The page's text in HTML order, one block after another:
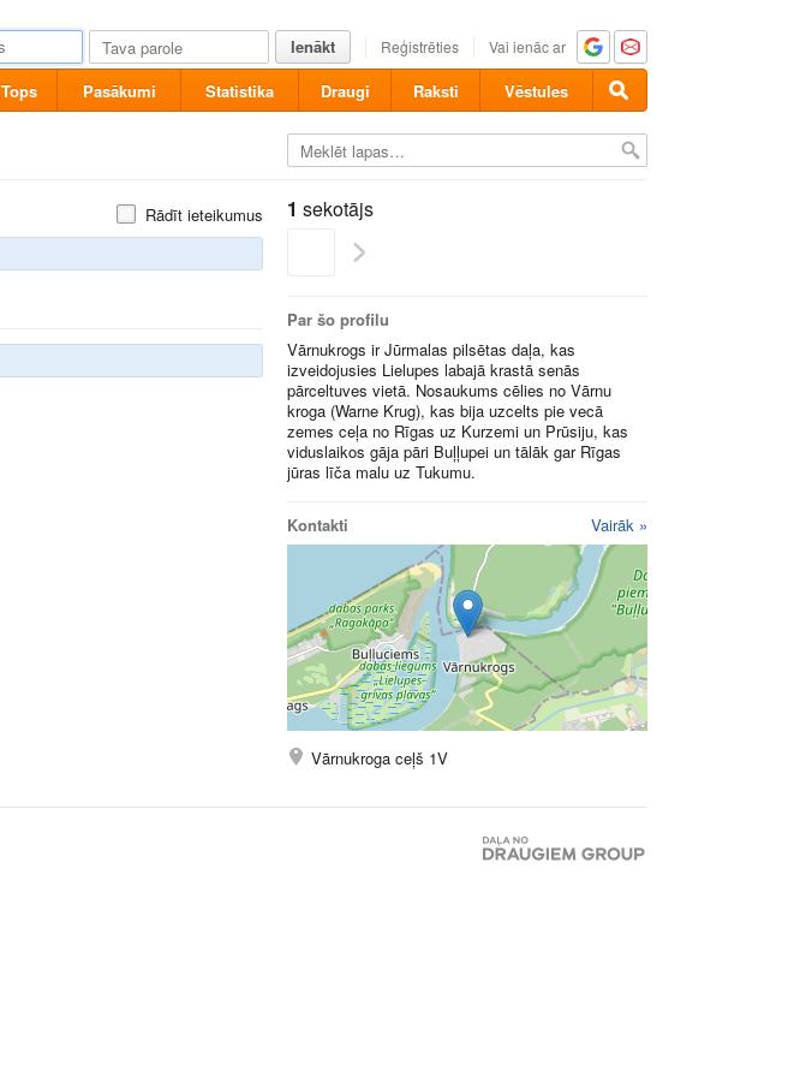
Ienākt Reģistrēties Vai ienāc ar
Tops Pasākumi Statistika Draugi Raksti Vēstules
Rādīt ieteikumus 1 sekotājs
Par šo profilu
Vārnukrogs ir Jūrmalas pilsētas daļa, kas
izveidojusies Lielupes labajā krastā senās
pārceltuves vietā. Nosaukums cēlies no Vārnu
kroga (Warne Krug), kas bija uzcelts pie vecā
zemes ceļa no Rīgas uz Kurzemi un Prūsiju, kas
viduslaikos gāja pāri Buļļupei un tālāk gar Rīgas
jūras līča malu uz Tukumu.
Kontakti Vairāk »
Vārnukroga ceļš 1V